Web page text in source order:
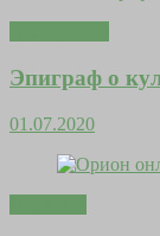
Эпиграф о
01.07.2020